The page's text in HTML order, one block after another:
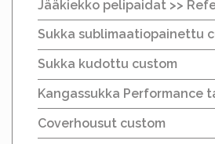
Jääkiekko pelipaidat >>
Sukka sublimaatiopainettu
Sukka kudottu custom
Kangassukka Performance
Coverhousut custom